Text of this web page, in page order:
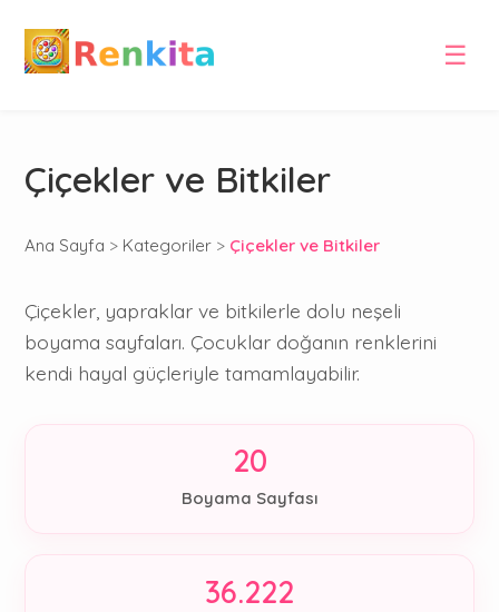
☰
Çiçekler ve Bitkiler
Ana Sayfa > Kategoriler > Çiçekler ve Bitkiler
Çiçekler, yapraklar ve bitkilerle dolu neşeli
boyama sayfaları. Çocuklar doğanın renklerini
kendi hayal güçleriyle tamamlayabilir.
20
Boyama Sayfası
36.222